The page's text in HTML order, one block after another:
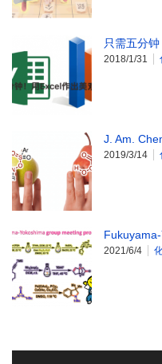
只需五分
2018/1/31
J. Am.
2019/3/14
2021/6/4